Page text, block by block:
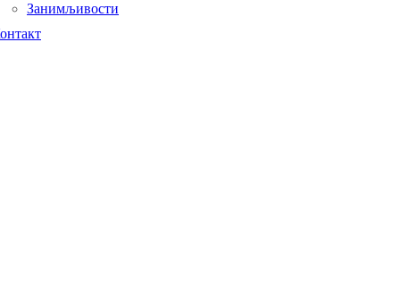
Занимљивости